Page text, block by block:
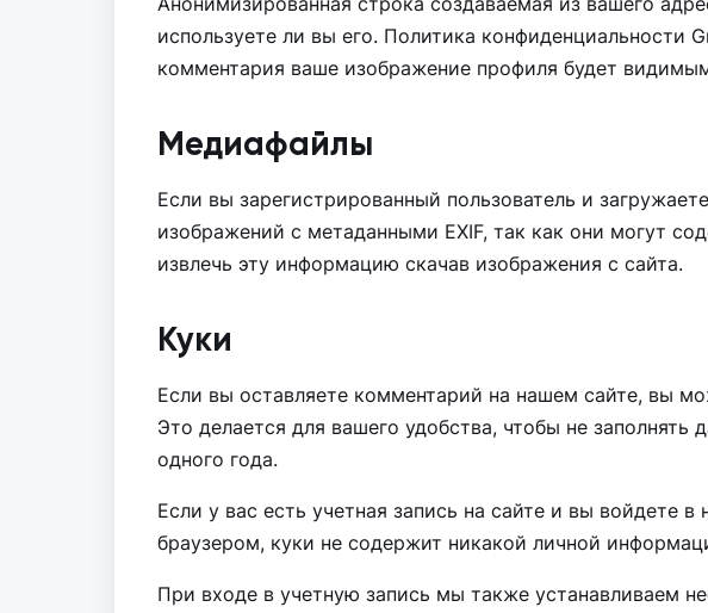
используете ли вы его. Политика
комментария ваше изображение профиля будет
Медиафайлы
Если вы зарегистрированный пользователь и
изображений с метаданными EXIF, так как они могут
извлечь эту информацию скачав изображения с сайта.
Куки
Если вы оставляете комментарий на нашем сайте, вы
Это делается для вашего удобства, чтобы не
одного года.
Если у вас есть учетная запись на сайте и вы
браузером, куки не содержит никакой личной
При входе в учетную запись мы также устанавливаем